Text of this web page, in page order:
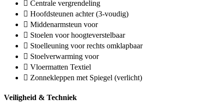
Centrale vergrendeling
Hoofdsteunen achter (3-voudig)
Middenarmsteun voor
Stoelen voor hoogteverstelbaar
Stoelleuning voor rechts omklapbaar
Stoelverwarming voor
Vloermatten Textiel
Zonnekleppen met Spiegel (verlicht)
Veiligheid & Techniek